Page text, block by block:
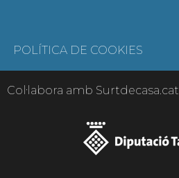
POLÍTICA DE COOKIES
Col·labora amb Surtdecasa.cat